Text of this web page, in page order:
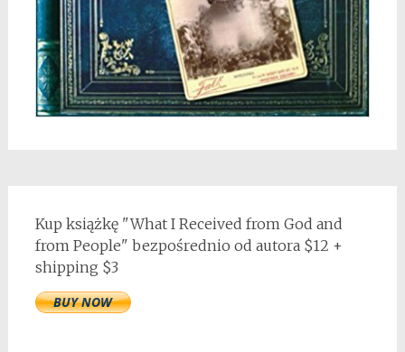
Kup książkę "What I Received from God and
from People" bezpośrednio od autora $12 +
shipping $3